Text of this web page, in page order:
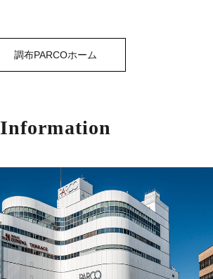
調布PARCOホーム
Information